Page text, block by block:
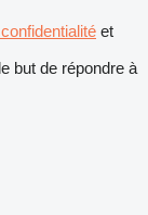
et
but de répondre à